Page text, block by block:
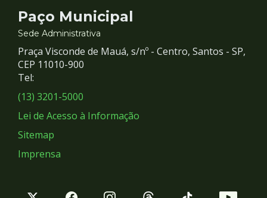
Contato
e
Redes
Sociais
Paço Municipal
Sede Administrativa
Praça Visconde de Mauá, s/nº - Centro, Santos - SP,
CEP 11010-900
Tel:
(13) 3201-5000
Lei de Acesso à Informação
Sitemap
Imprensa